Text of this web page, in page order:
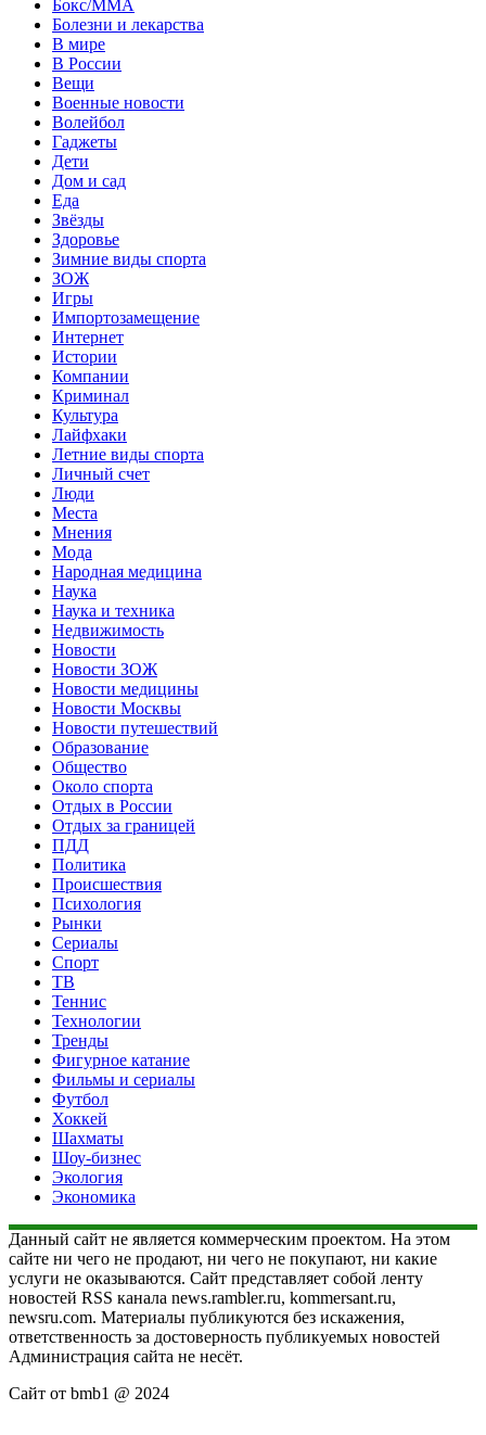
Бокс/MMA
Болезни и лекарства
В мире
В России
Вещи
Военные новости
Волейбол
Гаджеты
Дети
Дом и сад
Еда
Звёзды
Здоровье
Зимние виды спорта
ЗОЖ
Игры
Импортозамещение
Интернет
Истории
Компании
Криминал
Культура
Лайфхаки
Летние виды спорта
Личный счет
Люди
Места
Мнения
Мода
Народная медицина
Наука
Наука и техника
Недвижимость
Новости
Новости ЗОЖ
Новости медицины
Новости Москвы
Новости путешествий
Образование
Общество
Около спорта
Отдых в России
Отдых за границей
ПДД
Политика
Происшествия
Психология
Рынки
Сериалы
Спорт
ТВ
Теннис
Технологии
Тренды
Фигурное катание
Фильмы и сериалы
Футбол
Хоккей
Шахматы
Шоу-бизнес
Экология
Экономика
Данный сайт не является коммерческим проектом. На этом
сайте ни чего не продают, ни чего не покупают, ни какие
услуги не оказываются. Сайт представляет собой ленту
новостей RSS канала news.rambler.ru, kommersant.ru,
newsru.com. Материалы публикуются без искажения,
ответственность за достоверность публикуемых новостей
Администрация сайта не несёт.
Сайт от bmb1 @ 2024